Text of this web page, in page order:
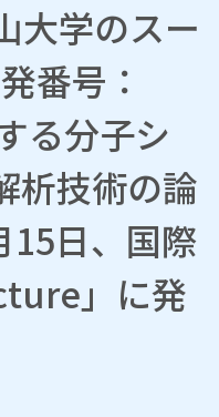
大学のスー
番号：
る分子シ
析技術の論
15日、国際
」に発